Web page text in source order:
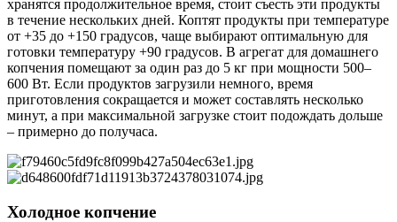
хранятся продолжительное время, стоит съесть эти продукты
в течение нескольких дней. Коптят продукты при температуре
от +35 до +150 градусов, чаще выбирают оптимальную для
готовки температуру +90 градусов. В агрегат для домашнего
копчения помещают за один раз до 5 кг при мощности 500–
600 Вт. Если продуктов загрузили немного, время
приготовления сокращается и может составлять несколько
минут, а при максимальной загрузке стоит подождать дольше
– примерно до получаса.
Холодное копчение